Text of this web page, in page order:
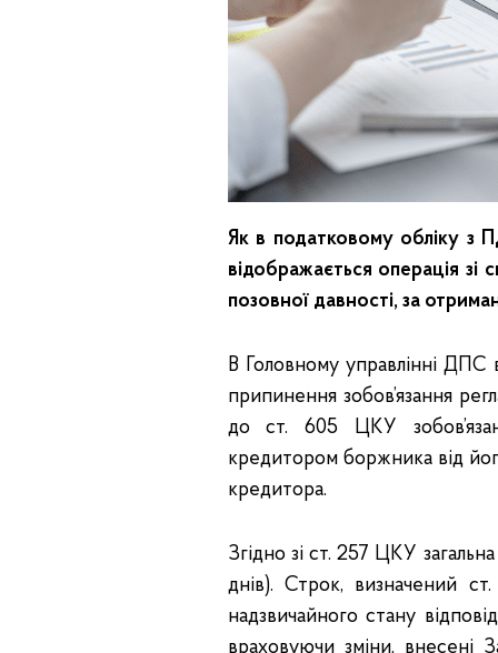
Як в податковому обліку з
відображається операція зі
позовної давності, за
В Головному управлінні ДПС
припинення зобов’язання
до ст. 605 ЦКУ
кредитором боржника від
кредитора.
Згідно зі ст. 257 ЦКУ
днів). Строк, визначений
надзвичайного стану
враховуючи зміни,